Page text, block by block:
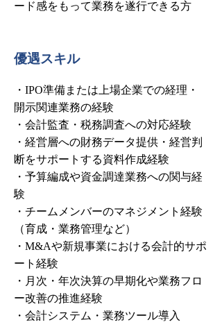
ード感をもって業務を遂行できる方
優遇スキル
・IPO準備または上場企業での経理・
開示関連業務の経験
・会計監査・税務調査への対応経験
・経営層への財務データ提供・経営判
断をサポートする資料作成経験
・予算編成や資金調達業務への関与経
験
・チームメンバーのマネジメント経験
（育成・業務管理など）
・M&Aや新規事業における会計的サポ
ート経験
・月次・年次決算の早期化や業務フロ
ー改善の推進経験
・会計システム・業務ツール導入